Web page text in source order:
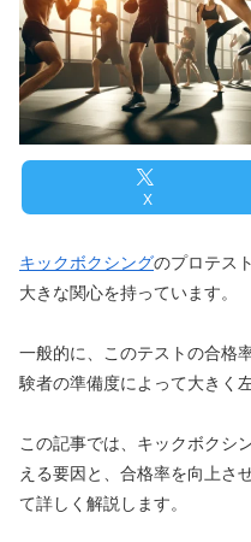
X
キックボクシングのプロテス
大きな関心を持っています。
一般的に、このテストの合格
験者の準備度によって大きく
この記事では、キックボクシ
える要因と、合格率を向上さ
て詳しく解説します。